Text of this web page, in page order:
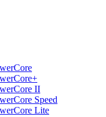
II
Speed
Lite